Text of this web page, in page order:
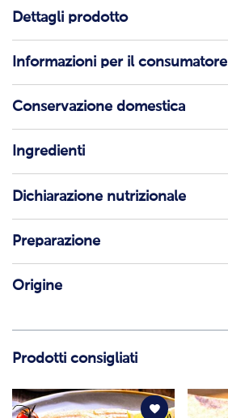
Dettagli prodotto
Informazioni per il consumatore
Conservazione domestica
Ingredienti
Dichiarazione nutrizionale
Preparazione
Origine
Prodotti consigliati